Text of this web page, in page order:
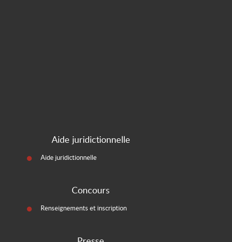
Aide juridictionnelle
Aide juridictionnelle
Concours
Renseignements et inscription